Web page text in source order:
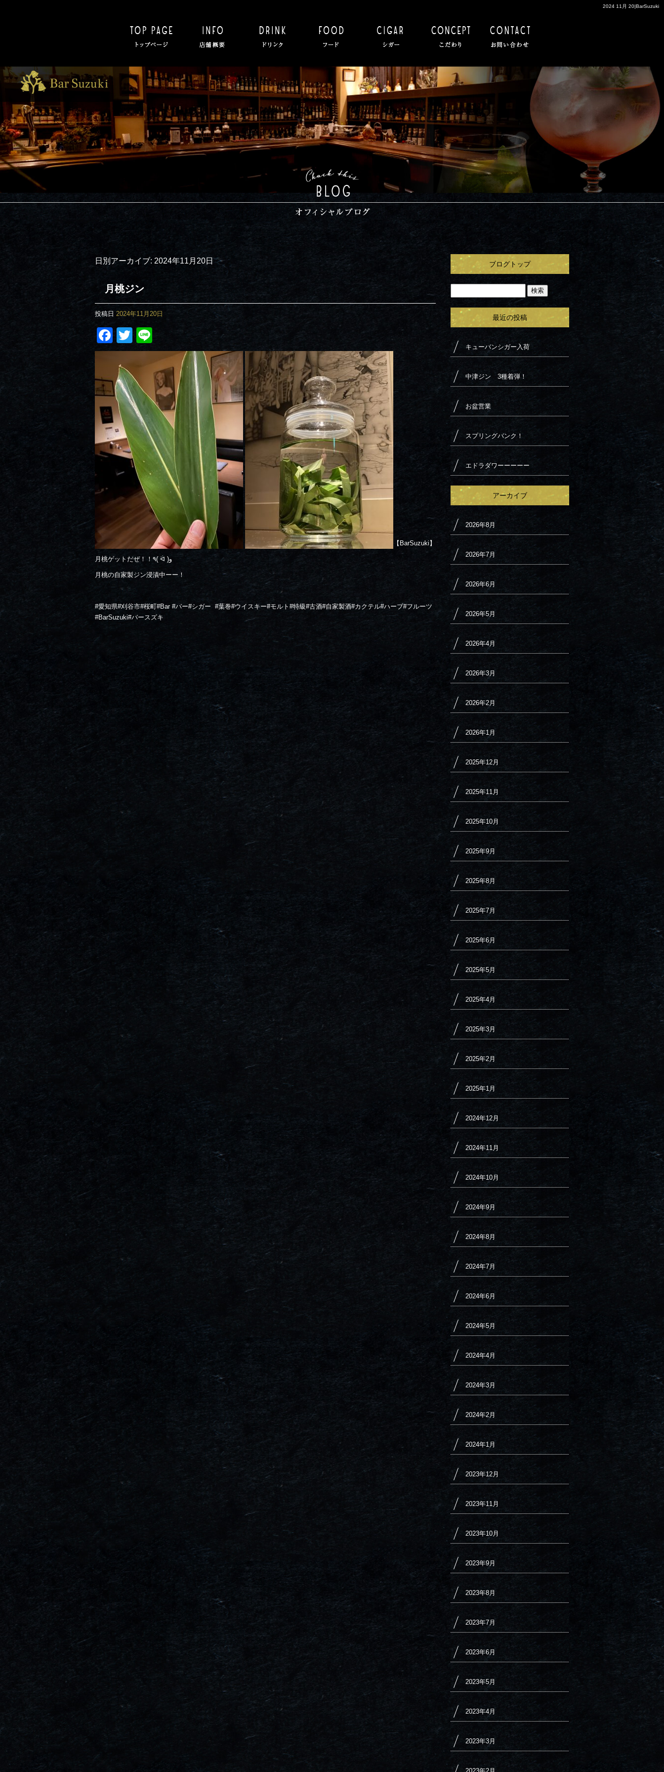
2024 11月 20|BarSuzuki
日別アーカイブ: 2024年11月20日
月桃ジン
投稿日 2024年11月20日
Facebook
TwitterLine
【BarSuzuki】
月桃ゲットだぜ！！٩( ᐛ )و
月桃の自家製ジン浸漬中ーー！
#愛知県#刈谷市#桜町#Bar #バー#シガー #葉巻#ウイスキー#モルト#特級#古酒#自家製酒#カクテル#ハーブ#フルーツ
#BarSuzuki#バースズキ
ブログトップ
最近の投稿
キューバンシガー入荷
中津ジン 3種着弾！
お盆営業
スプリングバンク！
エドラダワーーーーー
アーカイブ
2026年8月
2026年7月
2026年6月
2026年5月
2026年4月
2026年3月
2026年2月
2026年1月
2025年12月
2025年11月
2025年10月
2025年9月
2025年8月
2025年7月
2025年6月
2025年5月
2025年4月
2025年3月
2025年2月
2025年1月
2024年12月
2024年11月
2024年10月
2024年9月
2024年8月
2024年7月
2024年6月
2024年5月
2024年4月
2024年3月
2024年2月
2024年1月
2023年12月
2023年11月
2023年10月
2023年9月
2023年8月
2023年7月
2023年6月
2023年5月
2023年4月
2023年3月